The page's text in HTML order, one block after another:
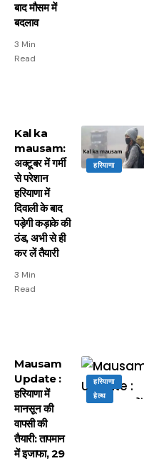
बाद मौसम में
बदलाव
3 Min
Read
हरियाणा
Kal ka
mausam:
अक्टूबर में गर्मी
से परेशान
हरियाणा में
दिवाली के बाद
पड़ेगी कड़ाके की
ठंड, अभी से ही
कर लें तैयारी
3 Min
Read
हरियाणा
हेल्थ
Mausam
Update :
हरियाणा में
मानसून की
वापसी की
तैयारी: तापमान
में इजाफा, 29